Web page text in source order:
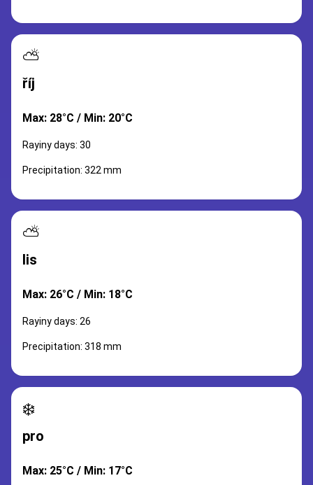
⛅
říj
Max: 28°C / Min: 20°C
Rayiny days: 30
Precipitation: 322 mm
⛅
lis
Max: 26°C / Min: 18°C
Rayiny days: 26
Precipitation: 318 mm
❄️
pro
Max: 25°C / Min: 17°C